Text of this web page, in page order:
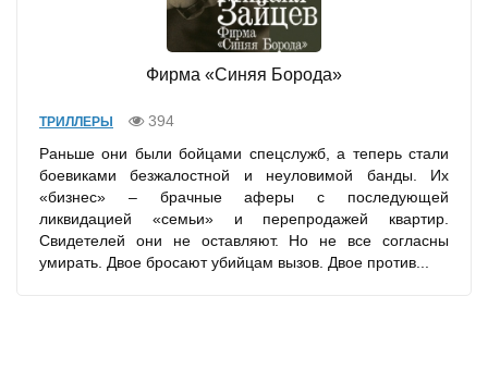
Фирма «Синяя Борода»
ТРИЛЛЕРЫ
394
Раньше они были бойцами спецслужб, а теперь стали
боевиками безжалостной и неуловимой банды. Их
«бизнес» – брачные аферы с последующей
ликвидацией «семьи» и перепродажей квартир.
Свидетелей они не оставляют. Но не все согласны
умирать. Двое бросают убийцам вызов. Двое против...